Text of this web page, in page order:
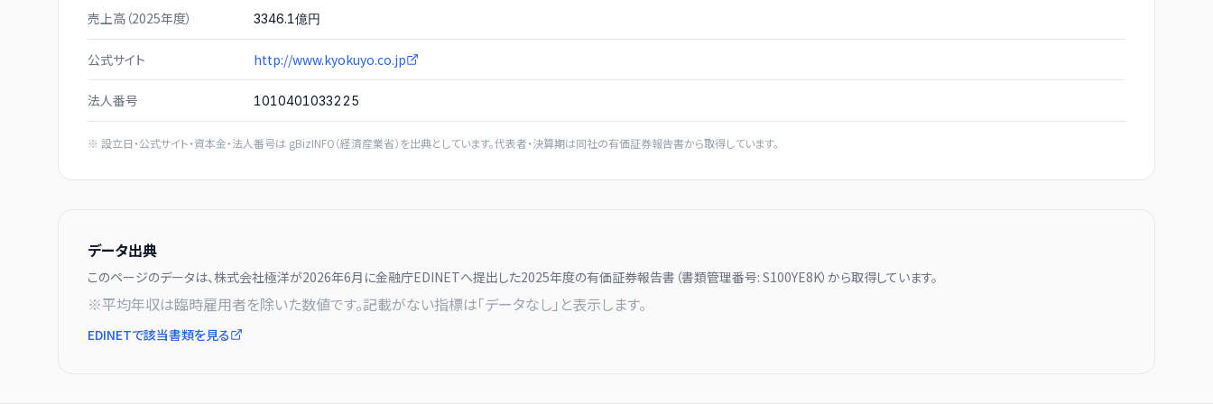
売上高（2025年度） 3346.1億円
公式サイト http://www.kyokuyo.co.jp
法人番号 1010401033225
※ 設立日・公式サイト・資本金・法人番号は gBizINFO（経済産業省）を出典としています。代表者・決算期は同社の有価証券報告書から取得しています。
データ出典
このページのデータは、株式会社極洋が2026年6月に金融庁EDINETへ提出した2025年度の有価証券報告書（書類管理番号: S100YE8K）から取得しています。
※平均年収は臨時雇用者を除いた数値です。記載がない指標は「データなし」と表示します。
EDINETで該当書類を見る